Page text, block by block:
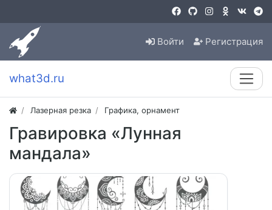
Войти Регистрация
what3d.ru
Лазерная резка Графика, орнамент
Гравировка «Лунная
мандала»